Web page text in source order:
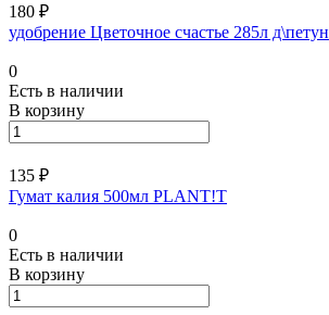
180 ₽
удобрение Цветочное счастье 285л д\петун
0
Есть в наличии
В корзину
135 ₽
Гумат калия 500мл PLANT!T
0
Есть в наличии
В корзину